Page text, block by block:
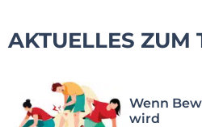
AKTUELLES ZUM
Wenn
wird